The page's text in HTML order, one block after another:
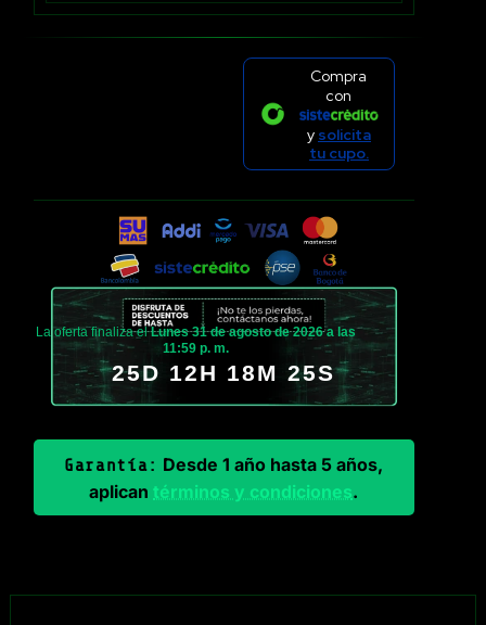
Compra
con
y solicita
tu cupo.
La oferta finaliza elLunes 31 de agosto de 2026 a las
11:59 p. m.
25D 12H 18M 25S
Garantía: Desde 1 año hasta 5 años,
aplicantérminos y condiciones.